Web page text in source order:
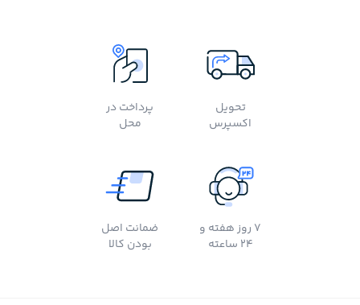
تحویل
اکسپرس
پرداخت در
محل
7 روز هفته و
24 ساعته
ضمانت اصل
بودن کالا